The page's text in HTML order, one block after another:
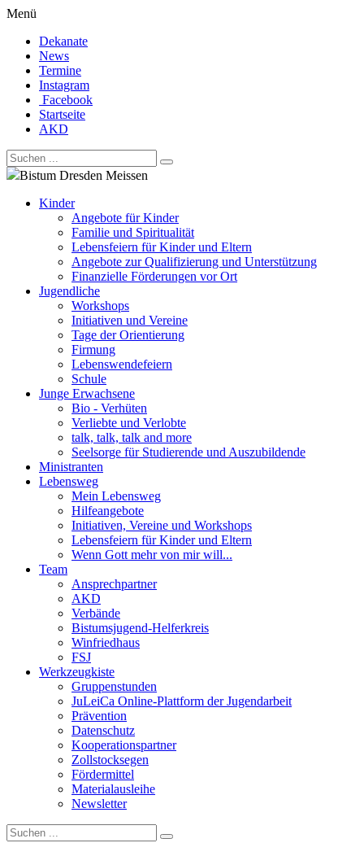
Menü
Dekanate
News
Termine
Instagram
Facebook
Startseite
AKD
Bistum Dresden Meissen
Kinder
Angebote für Kinder
Familie und Spiritualität
Lebensfeiern für Kinder und Eltern
Angebote zur Qualifizierung und Unterstützung
Finanzielle Förderungen vor Ort
Jugendliche
Workshops
Initiativen und Vereine
Tage der Orientierung
Firmung
Lebenswendefeiern
Schule
Junge Erwachsene
Bio - Verhüten
Verliebte und Verlobte
talk, talk, talk and more
Seelsorge für Studierende und Auszubildende
Ministranten
Lebensweg
Mein Lebensweg
Hilfeangebote
Initiativen, Vereine und Workshops
Lebensfeiern für Kinder und Eltern
Wenn Gott mehr von mir will...
Team
Ansprechpartner
AKD
Verbände
Bistumsjugend-Helferkreis
Winfriedhaus
FSJ
Werkzeugkiste
Gruppenstunden
JuLeiCa Online-Plattform der Jugendarbeit
Prävention
Datenschutz
Kooperationspartner
Zollstocksegen
Fördermittel
Materialausleihe
Newsletter